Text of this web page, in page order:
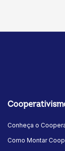
Conheça o
Como Montar